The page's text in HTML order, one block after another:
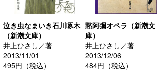
泣き虫なまいき石川啄木
（新潮文庫）
井上ひさし／著
2013/11/01
495円（税込）
黙阿彌オペラ（新潮文
庫）
井上ひさし／著
2013/12/06
484円（税込）